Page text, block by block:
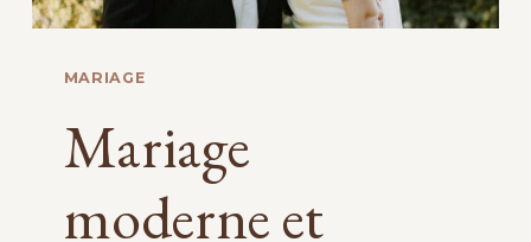
MARIAGE
Mariage
moderne et